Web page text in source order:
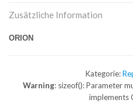
Zusätzliche Information
ORION
Kategorie:
Warning: sizeof(): Parameter
implements